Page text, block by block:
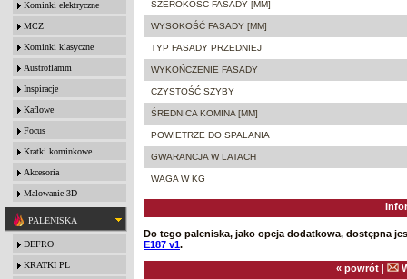
Kominki elektryczne
MCZ
Kominki klasyczne
Austroflamm
Inspiracje
Kaflowe
Focus
Kratki kominkowe
Akcesoria
Malowanie 3D
PALENISKA
DEFRO
KRATKI PL
SZEROKOŚĆ FASADY [MM]
WYSOKOŚĆ FASADY [MM]
TYP FASADY PRZEDNIEJ
WYKOŃCZENIE FASADY
CZYSTOŚĆ SZYBY
ŚREDNICA KOMINA [MM]
POWIETRZE DO SPALANIA
GWARANCJA W LATACH
WAGA W KG
Do tego paleniska, jako opcja dodatkowa, dostępna
E187 v1.
« powrót |